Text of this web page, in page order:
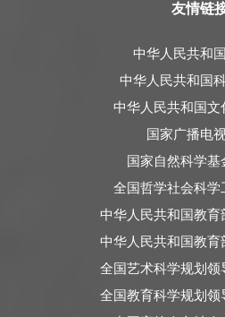
友情链
中华人民共和
中华人民共和国
中华人民共和国文
国家广播电
国家自然科学基
全国哲学社会科学
中华人民共和国教育
中华人民共和国教育
全国艺术科学规划领
全国教育科学规划领